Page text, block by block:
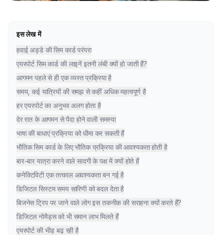
इस लेख में
हवाई अड्डे की सिम कार्ड परंपरा
एयरपोर्ट सिम कार्ड की लाइनें इतनी लंबी क्यों हो जाती हैं?
आगमन पहले से ही एक व्यस्त प्रक्रिया है
समय, कई यात्रियों की समझ से कहीं अधिक महत्वपूर्ण है
हर एयरपोर्ट का अनुभव अलग होता है
देर रात के आगमन से पैदा होने वाली समस्या
भाषा की बाधाएं प्रक्रिया को धीमा कर सकती हैं
भौतिक सिम कार्ड के लिए भौतिक प्रक्रिया की आवश्यकता होती है
बार-बार यात्रा करने वाले सादगी के पक्ष में क्यों होते हैं
कनेक्टिविटी एक तत्काल आवश्यकता बन गई है
डिजिटल सिस्टम समय सारिणी को बदल देता है
बिजनेस ट्रिप पर जाने वाले लोग इस तकनीक की सराहना क्यों करते हैं?
डिजिटल नोमैड्स को भी समान लाभ मिलते हैं
एयरपोर्ट की भीड़ बढ़ रही है